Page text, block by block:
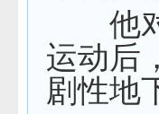
他对
运动后
剧性地